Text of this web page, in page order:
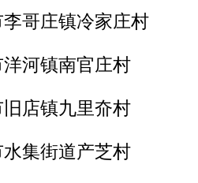
哥庄镇冷家庄村
河镇南官庄村
店镇九里夼村
集街道产芝村